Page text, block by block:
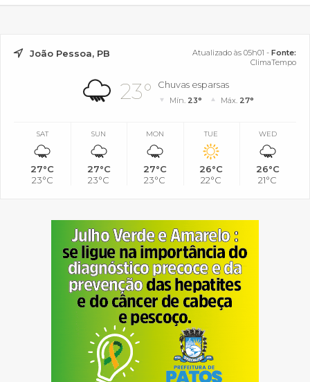
João Pessoa, PB Atualizado às 05h01 - Fonte:
ClimaTempo
23° Chuvas esparsas
Mín. 23° Máx. 27°
SAT
27°C
23°C
SUN
27°C
23°C
MON
27°C
23°C
TUE
26°C
22°C
WED
26°C
21°C